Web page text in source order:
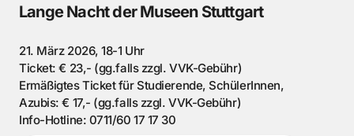
Lange Nacht der Museen Stuttgart
21. März 2026, 18-1 Uhr
Ticket: € 23,- (gg.falls zzgl. VVK-Gebühr)
Ermäßigtes Ticket für Studierende, SchülerInnen,
Azubis: € 17,- (gg.falls zzgl. VVK-Gebühr)
Info-Hotline: 0711/60 17 17 30